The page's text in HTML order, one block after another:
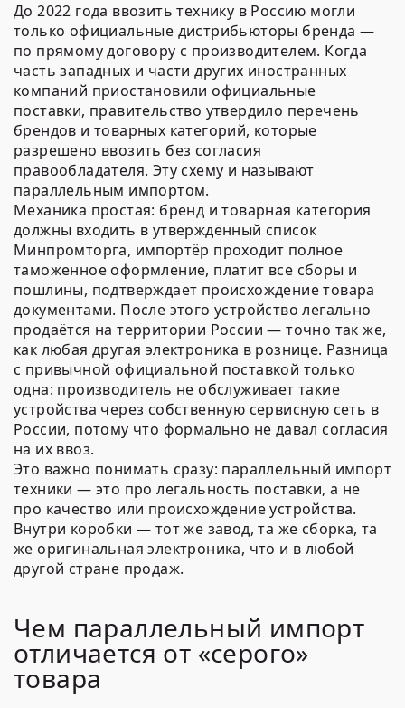
До 2022 года ввозить технику в Россию могли
только официальные дистрибьюторы бренда —
по прямому договору с производителем. Когда
часть западных и части других иностранных
компаний приостановили официальные
поставки, правительство утвердило перечень
брендов и товарных категорий, которые
разрешено ввозить без согласия
правообладателя. Эту схему и называют
параллельным импортом.
Механика простая: бренд и товарная категория
должны входить в утверждённый список
Минпромторга, импортёр проходит полное
таможенное оформление, платит все сборы и
пошлины, подтверждает происхождение товара
документами. После этого устройство легально
продаётся на территории России — точно так же,
как любая другая электроника в рознице. Разница
с привычной официальной поставкой только
одна: производитель не обслуживает такие
устройства через собственную сервисную сеть в
России, потому что формально не давал согласия
на их ввоз.
Это важно понимать сразу: параллельный импорт
техники — это про легальность поставки, а не
про качество или происхождение устройства.
Внутри коробки — тот же завод, та же сборка, та
же оригинальная электроника, что и в любой
другой стране продаж.
Чем параллельный импорт
отличается от «серого»
товара